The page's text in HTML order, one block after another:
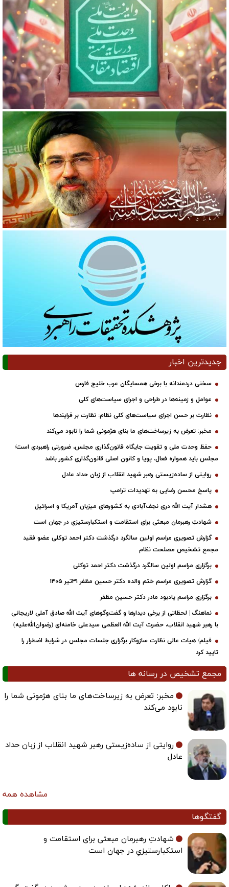
جدیدترین اخبار
سخنی دردمندانه با برخی همسایگان عرب خلیج فارس
عوامل و زمینه‌ها در طراحی و اجرای سیاست‌های کلی
نظارت بر حسن اجرای سیاست‌های کلی نظام: نظارت بر فرایندها
مخبر: تعرض به زیرساخت‌های ما بنای هژمونی شما را نابود می‌کند
حفظ وحدت ملی و تقویت جایگاه قانون‌گذاری مجلس، ضرورتی راهبردی است/
مجلس باید همواره فعال، پویا و کانون اصلی قانون‌گذاری کشور باشد
روایتی از ساده‌زیستی رهبر شهید انقلاب از زبان حداد عادل
پاسخ محسن رضایی به تهدیدات ترامپ
هشدار آیت الله دری نجف‌آبادی به کشورهای میزبان آمریکا و اسرائیل
شهادتِ رهبرمان مبعثی برای استقامت و استکبارستیزیِ در جهان است
گزارش تصویری مراسم اولین سالگرد درگذشت دکتر احمد توکلی عضو فقید
مجمع تشخیص مصلحت نظام
برگزاری مراسم اولین سالگرد درگذشت دکتر احمد توکلی
گزارش تصویری مراسم ختم والده دکتر حسین مظفر ۳۱تیر ۱۴۰۵
برگزاری مراسم یادبود مادر دکتر حسین مظفر
نماهنگ | لحظاتی از برخی دیدارها و گفت‌وگوهای آیت ‌الله صادق آملی لاریجانی
با رهبر شهید انقلاب، حضرت آیت‌ الله العظمی سیدعلی خامنه‌ای (رضوان‌الله‌علیه)
فیلم/ هیات عالی نظارت سازوکار برگزاری جلسات مجلس در شرایط اضطرار را
تایید کرد
مجمع تشخیص در رسانه ها
مخبر: تعرض به زیرساخت‌های ما بنای هژمونی شما را
نابود می‌کند
روایتی از ساده‌زیستی رهبر شهید انقلاب از زبان حداد
عادل
مشاهده همه
گفتگوها
شهادتِ رهبرمان مبعثی برای استقامت و
استکبارستیزیِ در جهان است